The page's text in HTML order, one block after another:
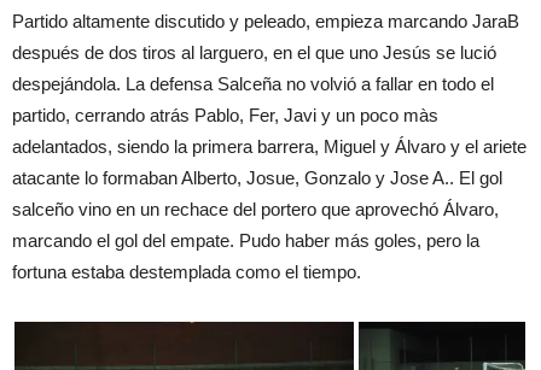
Partido altamente discutido y peleado, empieza marcando JaraB
después de dos tiros al larguero, en el que uno Jesús se lució
despejándola. La defensa Salceña no volvió a fallar en todo el
partido, cerrando atrás Pablo, Fer, Javi y un poco màs
adelantados, siendo la primera barrera, Miguel y Álvaro y el ariete
atacante lo formaban Alberto, Josue, Gonzalo y Jose A.. El gol
salceño vino en un rechace del portero que aprovechó Álvaro,
marcando el gol del empate. Pudo haber más goles, pero la
fortuna estaba destemplada como el tiempo.